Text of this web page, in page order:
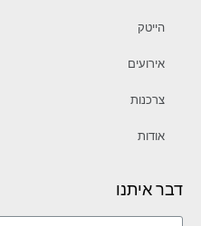
הייטק
אירועים
צרכנות
אודות
דבר איתנו